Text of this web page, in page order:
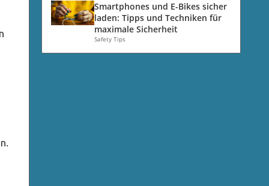
Smartphones und E-Bikes sicher
laden: Tipps und Techniken für
maximale Sicherheit
Safety Tips